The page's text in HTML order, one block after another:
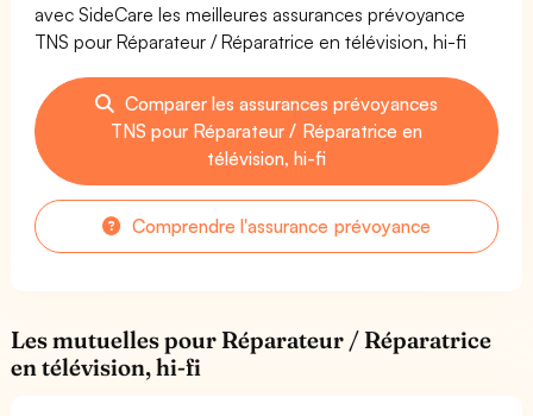
avec SideCare les meilleures assurances prévoyance
TNS pour Réparateur / Réparatrice en télévision, hi-fi
Comparer les assurances prévoyances
TNS pour Réparateur / Réparatrice en
télévision, hi-fi
Comprendre l'assurance prévoyance
Les mutuelles pour Réparateur / Réparatrice
en télévision, hi-fi